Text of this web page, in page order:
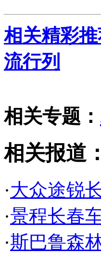
相关精彩
流行列
相关专题：
相关报道：
·大众途锐
·景程长春
·斯巴鲁森